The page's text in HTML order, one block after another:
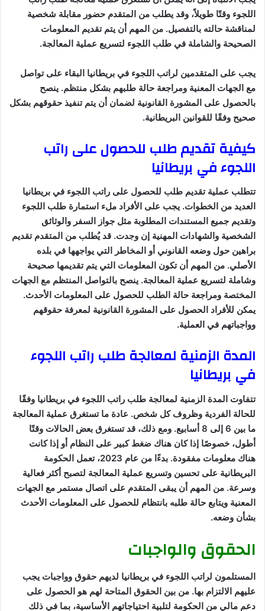
اللجوء وقتًا طويلاً، وقد يطلب من المتقدم حضور مقابلة شخصية
لمناقشة حالته بالتفصيل. من المهم أن يتم تقديم المعلومات
الصحيحة والشاملة في طلب اللجوء لتسريع عملية المعالجة.
يجب على المتقدمين لراتب اللجوء في بريطانيا البقاء على تواصل
مع الجهات المعنية ومراجعة حالة طلبهم بشكل منتظم. ينصح
بالحصول على المشورة القانونية لضمان أن يتم تنفيذ حقوقهم بشكل
صحيح وفقًا للقوانين البريطانية.
كيفية تقديم طلب للحصول على راتب
اللجوء في بريطانيا
تتطلب عملية تقديم طلب للحصول على راتب اللجوء في بريطانيا
العديد من الخطوات. يجب على الأفراد ملء استمارة طلب اللجوء
وتقديم جميع المستندات المطلوبة مثل جواز السفر والوثائق
الشخصية والشهادات المهنية إن وجدت. قد يُطلب من المتقدم تقديم
براهين حول وضعه القانوني أو المخاطر التي يواجهها في بلده
الأصلي. من المهم أن تكون المعلومات التي يتم تقديمها صحيحة
وشاملة لتسريع عملية المعالجة. ينصح بالتواصل المنتظم مع الجهات
المختصة ومراجعة حالة الطلب للحصول على المعلومات الأحدث.
يمكن للأفراد الحصول على المشورة القانونية لمعرفة حقوقهم
وواجباتهم في العملية.
المدة الزمنية لمعالجة طلب راتب اللجوء
في بريطانيا
تتفاوت المدة الزمنية لمعالجة طلب راتب اللجوء في بريطانيا وفقًا
للحالة الفردية وظروف كل شخص. عادة ما تستغرق عملية المعالجة
ما بين 6 إلى 8 أسابيع. ومع ذلك، قد تستغرق بعض الحالات وقتًا
أطول، خصوصًا إذا كان هناك ضغط كبير على النظام أو إذا كانت
هناك معلومات مفقودة. بدءًا من عام 2023، تعمل الحكومة
البريطانية على تحسين وتسريع عملية المعالجة لتصبح أكثر فعالية
وسرعة. من المهم أن يبقى المتقدم على اتصال مستمر مع الجهات
المعنية ويتابع حالة طلبه بانتظام للحصول على المعلومات الأحدث
بشأن وضعه.
الحقوق والواجبات
المستلمون لراتب اللجوء في بريطانيا لديهم حقوق وواجبات يجب
عليهم الالتزام بها. من بين الحقوق المتاحة لهم هو الحصول على
دعم مالي من الحكومة لتلبية احتياجاتهم الأساسية، بما في ذلك